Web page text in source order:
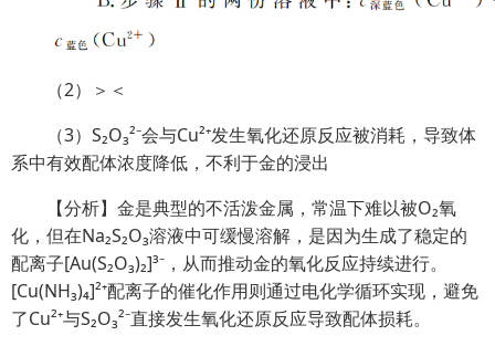
（2）＞＜
（3）S₂O₃²⁻会与Cu²⁺发生氧化还原反应被消耗，导致体
系中有效配体浓度降低，不利于金的浸出
【分析】金是典型的不活泼金属，常温下难以被O₂氧
化，但在Na₂S₂O₃溶液中可缓慢溶解，是因为生成了稳定的
配离子[Au(S₂O₃)₂]³⁻，从而推动金的氧化反应持续进行。
[Cu(NH₃)₄]²⁺配离子的催化作用则通过电化学循环实现，避免
了Cu²⁺与S₂O₃²⁻直接发生氧化还原反应导致配体损耗。